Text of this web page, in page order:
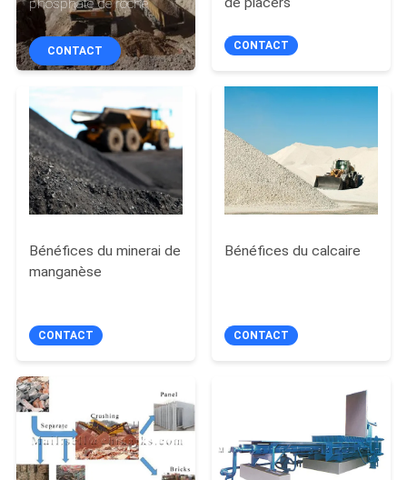
CONTRÔLE
DE
QUALITÉ
CONTACTEZ-
NOUS
NOUVELLES
PLAN
DU
SITE
phosphate de roche
CONTACT CONTACT
Bénéfices du minerai de
manganèse
CONTACT
Bénéfices du calcaire
CONTACT